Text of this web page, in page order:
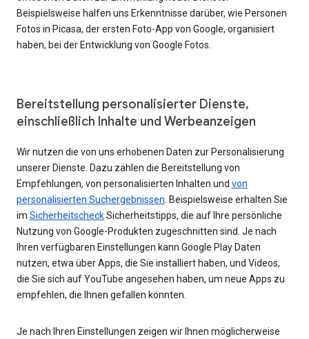
Beispielsweise halfen uns Erkenntnisse darüber, wie Personen
Fotos in Picasa, der ersten Foto-App von Google, organisiert
haben, bei der Entwicklung von Google Fotos.
Bereitstellung personalisierter Dienste,
einschließlich Inhalte und Werbeanzeigen
Wir nutzen die von uns erhobenen Daten zur Personalisierung
unserer Dienste. Dazu zählen die Bereitstellung von
Empfehlungen, von personalisierten Inhalten und von
personalisierten Suchergebnissen . Beispielsweise erhalten Sie
im SicherheitscheckSicherheitstipps, die auf Ihre persönliche
Nutzung von Google-Produkten zugeschnitten sind. Je nach
Ihren verfügbaren Einstellungen kann Google Play Daten
nutzen, etwa über Apps, die Sie installiert haben, und Videos,
die Sie sich auf YouTube angesehen haben, um neue Apps zu
empfehlen, die Ihnen gefallen könnten.
Je nach Ihren Einstellungen zeigen wir Ihnen möglicherweise